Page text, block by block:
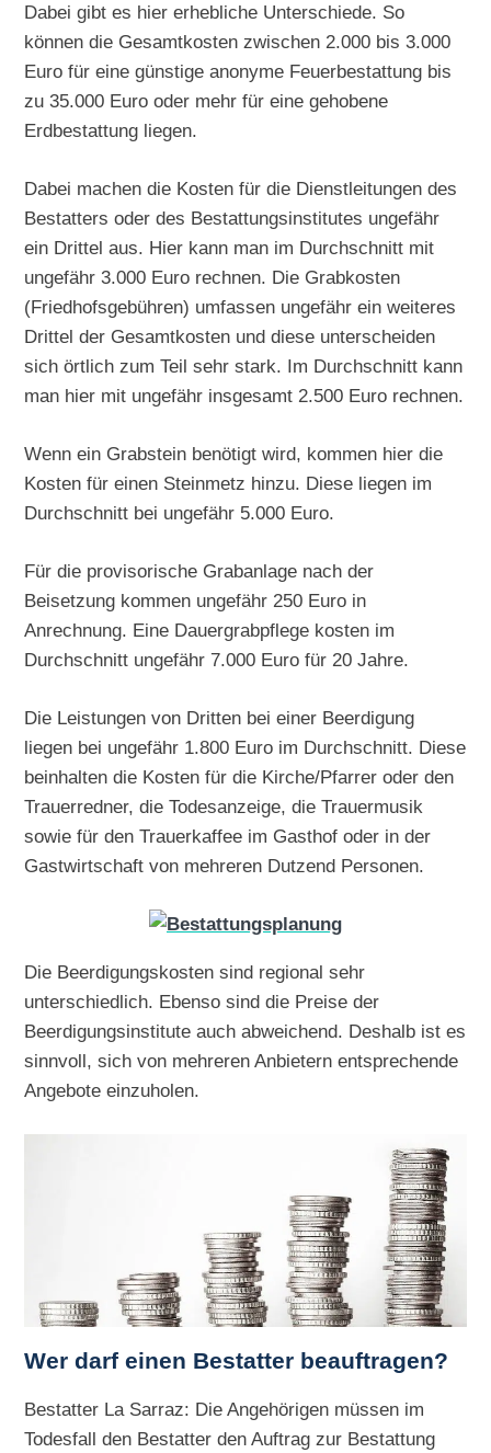
Dabei gibt es hier erhebliche Unterschiede. So
können die Gesamtkosten zwischen 2.000 bis 3.000
Euro für eine günstige anonyme Feuerbestattung bis
zu 35.000 Euro oder mehr für eine gehobene
Erdbestattung liegen.
Dabei machen die Kosten für die Dienstleitungen des
Bestatters oder des Bestattungsinstitutes ungefähr
ein Drittel aus. Hier kann man im Durchschnitt mit
ungefähr 3.000 Euro rechnen. Die Grabkosten
(Friedhofsgebühren) umfassen ungefähr ein weiteres
Drittel der Gesamtkosten und diese unterscheiden
sich örtlich zum Teil sehr stark. Im Durchschnitt kann
man hier mit ungefähr insgesamt 2.500 Euro rechnen.
Wenn ein Grabstein benötigt wird, kommen hier die
Kosten für einen Steinmetz hinzu. Diese liegen im
Durchschnitt bei ungefähr 5.000 Euro.
Für die provisorische Grabanlage nach der
Beisetzung kommen ungefähr 250 Euro in
Anrechnung. Eine Dauergrabpflege kosten im
Durchschnitt ungefähr 7.000 Euro für 20 Jahre.
Die Leistungen von Dritten bei einer Beerdigung
liegen bei ungefähr 1.800 Euro im Durchschnitt. Diese
beinhalten die Kosten für die Kirche/Pfarrer oder den
Trauerredner, die Todesanzeige, die Trauermusik
sowie für den Trauerkaffee im Gasthof oder in der
Gastwirtschaft von mehreren Dutzend Personen.
Die Beerdigungskosten sind regional sehr
unterschiedlich. Ebenso sind die Preise der
Beerdigungsinstitute auch abweichend. Deshalb ist es
sinnvoll, sich von mehreren Anbietern entsprechende
Angebote einzuholen.
Wer darf einen Bestatter beauftragen?
Bestatter La Sarraz: Die Angehörigen müssen im
Todesfall den Bestatter den Auftrag zur Bestattung